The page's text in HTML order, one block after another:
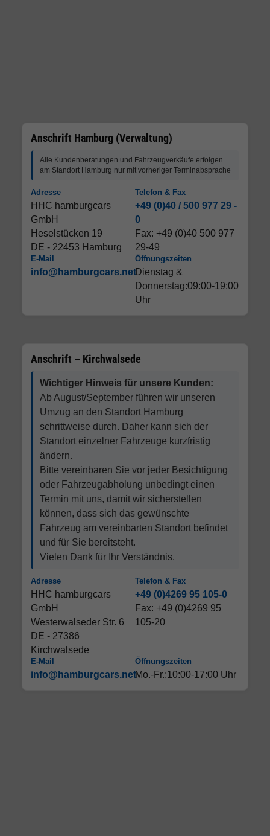
Anschrift Hamburg (Verwaltung)
Alle Kundenberatungen und Fahrzeugverkäufe erfolgen
am Standort Hamburg nur mit vorheriger Terminabsprache
Adresse
HHC hamburgcars
GmbH
Heselstücken 19
DE - 22453 Hamburg
Telefon & Fax
+49 (0)40 / 500 977 29 -
0
Fax: +49 (0)40 500 977
29-49
E-Mail
info@hamburgcars.net
Öffnungszeiten
Dienstag &
Donnerstag:09:00-19:00
Uhr
Anschrift – Kirchwalsede
Wichtiger Hinweis für unsere Kunden:
Ab August/September führen wir unseren
Umzug an den Standort Hamburg
schrittweise durch. Daher kann sich der
Standort einzelner Fahrzeuge kurzfristig
ändern.
Bitte vereinbaren Sie vor jeder Besichtigung
oder Fahrzeugabholung unbedingt einen
Termin mit uns, damit wir sicherstellen
können, dass sich das gewünschte
Fahrzeug am vereinbarten Standort befindet
und für Sie bereitsteht.
Vielen Dank für Ihr Verständnis.
Adresse
HHC hamburgcars
GmbH
Westerwalseder Str. 6
DE - 27386
Kirchwalsede
Telefon & Fax
+49 (0)4269 95 105-0
Fax: +49 (0)4269 95
105-20
E-Mail
info@hamburgcars.net
Öffnungszeiten
Mo.-Fr.:10:00-17:00 Uhr